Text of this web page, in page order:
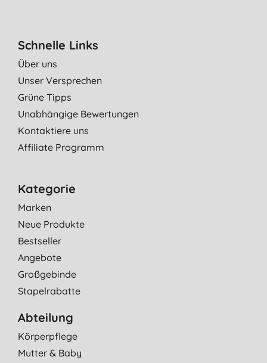
Schnelle Links
Über uns
Unser Versprechen
Grüne Tipps
Unabhängige Bewertungen
Kontaktiere uns
Affiliate Programm
Kategorie
Marken
Neue Produkte
Bestseller
Angebote
Großgebinde
Stapelrabatte
Abteilung
Körperpflege
Mutter & Baby